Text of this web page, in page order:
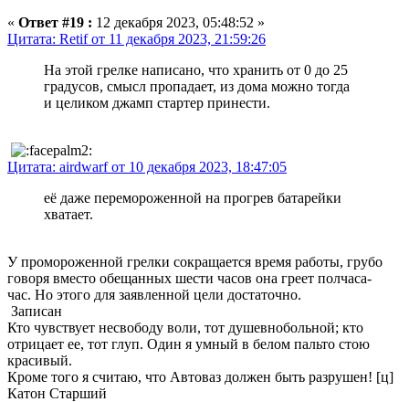
« Ответ #19 : 12 декабря 2023, 05:48:52 »
Цитата: Retif от 11 декабря 2023, 21:59:26
На этой грелке написано, что хранить от 0 до 25
градусов, смысл пропадает, из дома можно тогда
и целиком джамп стартер принести.
Цитата: airdwarf от 10 декабря 2023, 18:47:05
её даже перемороженной на прогрев батарейки
хватает.
У промороженной грелки сокращается время работы, грубо
говоря вместо обещанных шести часов она греет полчаса-
час. Но этого для заявленной цели достаточно.
Записан
Кто чувствует несвободу воли, тот душевнобольной; кто
отрицает ее, тот глуп. Один я умный в белом пальто стою
красивый.
Кроме того я считаю, что Автоваз должен быть разрушен! [ц]
Катон Старший